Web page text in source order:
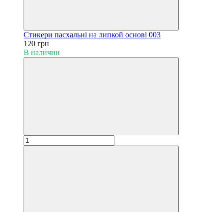
Cтикери пасхальні на липкой основі 003
120 грн
В наличии